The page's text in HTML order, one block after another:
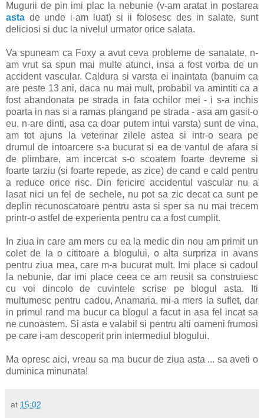
Mugurii de pin imi plac la nebunie (v-am aratat in postarea
asta de unde i-am luat) si ii folosesc des in salate, sunt
deliciosi si duc la nivelul urmator orice salata.
Va spuneam ca Foxy a avut ceva probleme de sanatate, n-
am vrut sa spun mai multe atunci, insa a fost vorba de un
accident vascular. Caldura si varsta ei inaintata (banuim ca
are peste 13 ani, daca nu mai mult, probabil va amintiti ca a
fost abandonata pe strada in fata ochilor mei - i s-a inchis
poarta in nas si a ramas plangand pe strada - asa am gasit-o
eu, n-are dinti, asa ca doar putem intui varsta) sunt de vina,
am tot ajuns la veterinar zilele astea si intr-o seara pe
drumul de intoarcere s-a bucurat si ea de vantul de afara si
de plimbare, am incercat s-o scoatem foarte devreme si
foarte tarziu (si foarte repede, as zice) de cand e cald pentru
a reduce orice risc. Din fericire accidentul vascular nu a
lasat nici un fel de sechele, nu pot sa zic decat ca sunt pe
deplin recunoscatoare pentru asta si sper sa nu mai trecem
printr-o astfel de experienta pentru ca a fost cumplit.
In ziua in care am mers cu ea la medic din nou am primit un
colet de la o cititoare a blogului, o alta surpriza in avans
pentru ziua mea, care m-a bucurat mult. Imi place si cadoul
la nebunie, dar imi place ceea ce am reusit sa construiesc
cu voi dincolo de cuvintele scrise pe blogul asta. Iti
multumesc pentru cadou, Anamaria, mi-a mers la suflet, dar
in primul rand ma bucur ca blogul a facut in asa fel incat sa
ne cunoastem. Si asta e valabil si pentru alti oameni frumosi
pe care i-am descoperit prin intermediul blogului.
Ma opresc aici, vreau sa ma bucur de ziua asta ... sa aveti o
duminica minunata!
at 15:02